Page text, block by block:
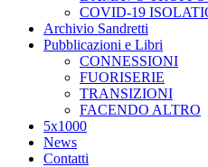
COVID-19
Archivio Sandretti
Pubblicazioni e Libri
CONNESSIONI
FUORISERIE
TRANSIZIONI
FACENDO ALTRO
5x1000
News
Contatti